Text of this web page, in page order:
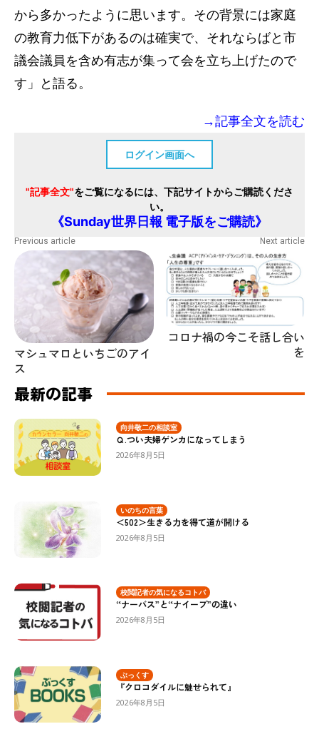
から多かったように思います。その背景には家庭
の教育力低下があるのは確実で、それならばと市
議会議員を含め有志が集って会を立ち上げたので
す」と語る。
→記事全文を読む
ログイン画面へ
"記事全文"をご覧になるには、下記サイトからご購読くださ
い。
《Sunday世界日報 電子版をご購読》
Previous article
マシュマロといちごのアイ
ス
Next article
コロナ禍の今こそ話し合い
を
最新の記事
向井敬二の相談室
Ｑ.つい夫婦ゲンカになってしまう
2026年8月5日
いのちの言葉
＜502＞生きる力を得て道が開ける
2026年8月5日
校閲記者の気になるコトバ
“ナーバス”と“ナイーブ”の違い
2026年8月5日
ぶっくす
『クロコダイルに魅せられて』
2026年8月5日